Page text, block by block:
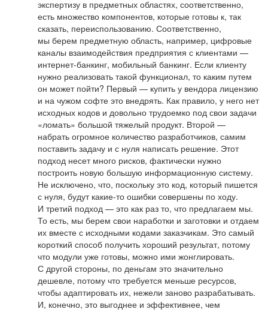
экспертизу в предметных областях, соответственно,
есть множество компонентов, которые готовы к, так
сказать, переиспользованию. Соответственно,
мы берем предметную область, например, цифровые
каналы взаимодействия предприятия с клиентами —
интернет-банкинг, мобильный банкинг. Если клиенту
нужно реализовать такой функционал, то каким путем
он может пойти? Первый — купить у вендора лицензию
и на чужом софте это внедрять. Как правило, у него нет
исходных кодов и довольно трудоемко под свои задачи
«ломать» большой тяжелый продукт. Второй —
набрать огромное количество разработчиков, самим
поставить задачу и с нуля написать решение. Этот
подход несет много рисков, фактически нужно
построить новую большую информационную систему.
Не исключено, что, поскольку это код, который пишется
с нуля, будут какие-то ошибки совершены по ходу.
И третий подход — это как раз то, что предлагаем мы.
То есть, мы берем свои наработки и заготовки и отдаем
их вместе с исходными кодами заказчикам. Это самый
короткий способ получить хороший результат, потому
что модули уже готовы, можно ими жонглировать.
С другой стороны, по деньгам это значительно
дешевле, потому что требуется меньше ресурсов,
чтобы адаптировать их, нежели заново разрабатывать.
И, конечно, это выгоднее и эффективнее, чем